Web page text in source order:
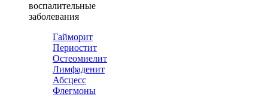
воспалительные
заболевания
Гайморит
Периостит
Остеомиелит
Лимфаденит
Абсцесс
Флегмоны